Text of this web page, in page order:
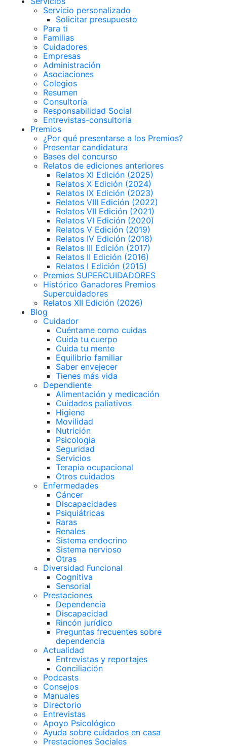
Servicio personalizado
Solicitar presupuesto
Para ti
Familias
Cuidadores
Empresas
Administración
Asociaciones
Colegios
Resumen
Consultoría
Responsabilidad Social
Entrevistas-consultoria
Premios
¿Por qué presentarse a los Premios?
Presentar candidatura
Bases del concurso
Relatos de ediciones anteriores
Relatos XI Edición (2025)
Relatos X Edición (2024)
Relatos IX Edición (2023)
Relatos VIII Edición (2022)
Relatos VII Edición (2021)
Relatos VI Edición (2020)
Relatos V Edición (2019)
Relatos IV Edición (2018)
Relatos III Edición (2017)
Relatos II Edición (2016)
Relatos I Edición (2015)
Premios SUPERCUIDADORES
Histórico Ganadores Premios
Supercuidadores
Relatos XII Edición (2026)
Blog
Cuidador
Cuéntame como cuidas
Cuida tu cuerpo
Cuida tu mente
Equilibrio familiar
Saber envejecer
Tienes más vida
Dependiente
Alimentación y medicación
Cuidados paliativos
Higiene
Movilidad
Nutrición
Psicologia
Seguridad
Servicios
Terapia ocupacional
Otros cuidados
Enfermedades
Cáncer
Discapacidades
Psiquiátricas
Raras
Renales
Sistema endocrino
Sistema nervioso
Otras
Diversidad Funcional
Cognitiva
Sensorial
Prestaciones
Dependencia
Discapacidad
Rincón jurídico
Preguntas frecuentes sobre
dependencia
Actualidad
Entrevistas y reportajes
Conciliación
Podcasts
Consejos
Manuales
Directorio
Entrevistas
Apoyo Psicológico
Ayuda sobre cuidados en casa
Prestaciones Sociales